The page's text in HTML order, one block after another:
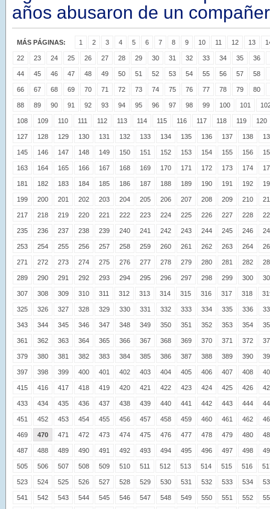
años abusaron de un
MÁS PÁGINAS: 1 2 3 4 5 6 7 8 9 10 11 12 13
22 23 24 25 26 27 28 29 30 31 32 33 34 35 36
44 45 46 47 48 49 50 51 52 53 54 55 56 57 58
66 67 68 69 70 71 72 73 74 75 76 77 78 79 80
88 89 90 91 92 93 94 95 96 97 98 99 100 101
108 109 110 111 112 113 114 115 116 117 118 119 120
127 128 129 130 131 132 133 134 135 136 137 138
145 146 147 148 149 150 151 152 153 154 155 156
163 164 165 166 167 168 169 170 171 172 173 174
181 182 183 184 185 186 187 188 189 190 191 192
199 200 201 202 203 204 205 206 207 208 209 210
217 218 219 220 221 222 223 224 225 226 227 228
235 236 237 238 239 240 241 242 243 244 245 246
253 254 255 256 257 258 259 260 261 262 263 264
271 272 273 274 275 276 277 278 279 280 281 282
289 290 291 292 293 294 295 296 297 298 299 300
307 308 309 310 311 312 313 314 315 316 317 318
325 326 327 328 329 330 331 332 333 334 335 336
343 344 345 346 347 348 349 350 351 352 353 354
361 362 363 364 365 366 367 368 369 370 371 372
379 380 381 382 383 384 385 386 387 388 389 390
397 398 399 400 401 402 403 404 405 406 407 408
415 416 417 418 419 420 421 422 423 424 425 426
433 434 435 436 437 438 439 440 441 442 443 444
451 452 453 454 455 456 457 458 459 460 461 462
469 470 471 472 473 474 475 476 477 478 479 480
487 488 489 490 491 492 493 494 495 496 497 498
505 506 507 508 509 510 511 512 513 514 515 516
523 524 525 526 527 528 529 530 531 532 533 534
541 542 543 544 545 546 547 548 549 550 551 552